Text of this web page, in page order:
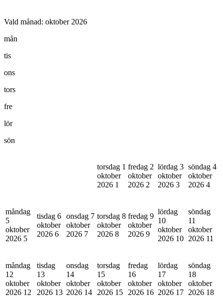
Vald månad: oktober 2026
mån
tis
ons
tors
fre
lör
sön
torsdag 1
oktober
2026 1
fredag 2
oktober
2026 2
lördag 3
oktober
2026 3
söndag 4
oktober
2026 4
måndag
5
oktober
2026 5
tisdag 6
oktober
2026 6
onsdag 7
oktober
2026 7
torsdag 8
oktober
2026 8
fredag 9
oktober
2026 9
lördag
10
oktober
2026 10
söndag
11
oktober
2026 11
måndag
12
oktober
2026 12
tisdag
13
oktober
2026 13
onsdag
14
oktober
2026 14
torsdag
15
oktober
2026 15
fredag
16
oktober
2026 16
lördag
17
oktober
2026 17
söndag
18
oktober
2026 18